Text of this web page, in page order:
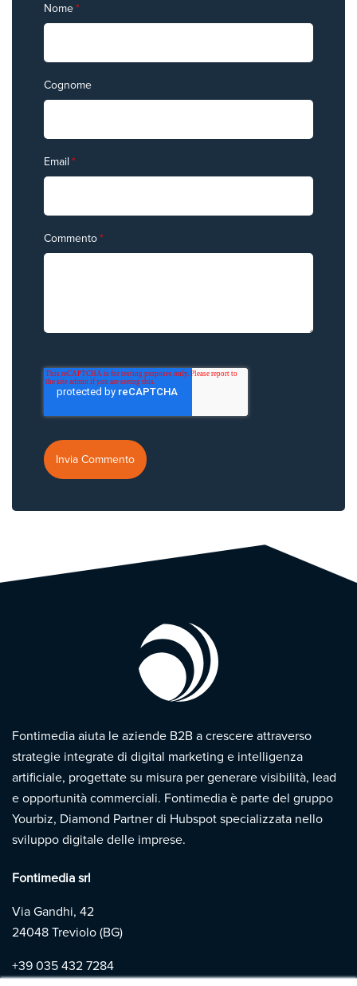
Nome*
Cognome
Email *
Commento*
Fontimedia aiuta le aziende B2B a crescere attraverso
strategie integrate di digital marketing e intelligenza
artificiale, progettate su misura per generare visibilità, lead
e opportunità commerciali. Fontimedia è parte del gruppo
Yourbiz, Diamond Partner di Hubspot specializzata nello
sviluppo digitale delle imprese.
Fontimedia srl
Via Gandhi, 42
24048 Treviolo (BG)
+39 035 432 7284